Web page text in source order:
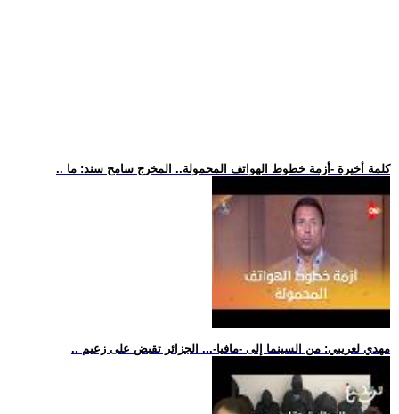
.. كلمة أخيرة -أزمة خطوط الهواتف المحمولة.. المخرج سامح سند: ما
.. مهدي لعريبي: من السينما إلى -مافيا-... الجزائر تقبض على زعيم